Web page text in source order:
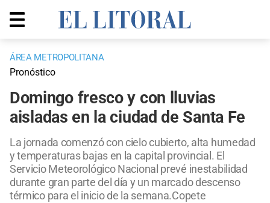
ÁREA METROPOLITANA
Pronóstico
Domingo fresco y con lluvias
aisladas en la ciudad de Santa Fe
La jornada comenzó con cielo cubierto, alta humedad
y temperaturas bajas en la capital provincial. El
Servicio Meteorológico Nacional prevé inestabilidad
durante gran parte del día y un marcado descenso
térmico para el inicio de la semana.Copete